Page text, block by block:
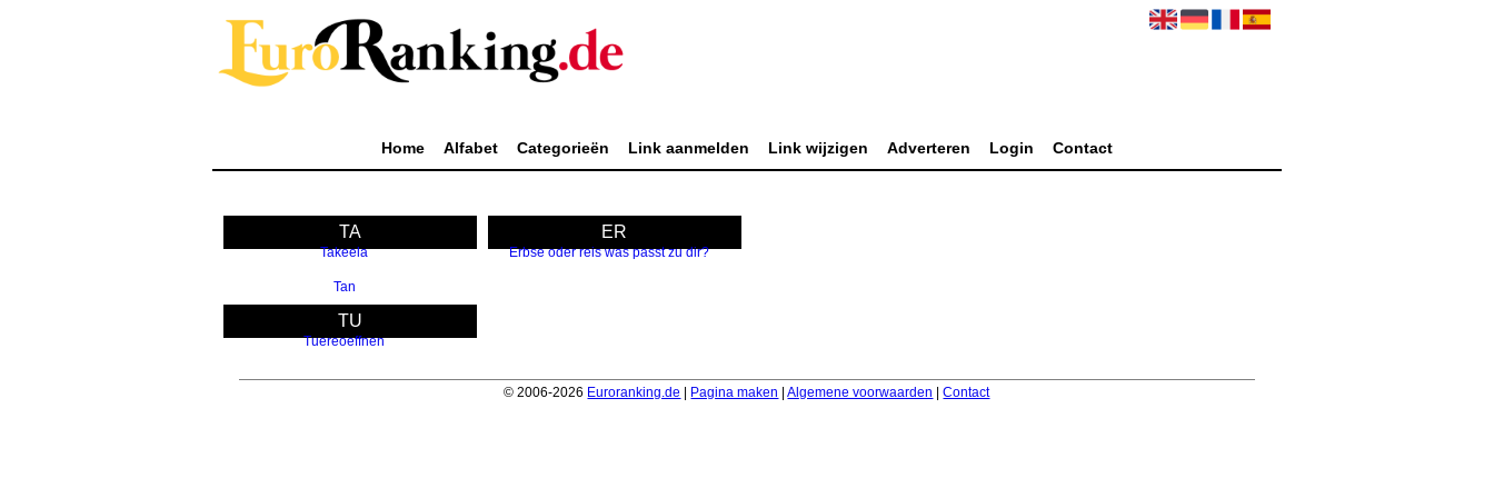
Home Alfabet Categorieën Link aanmelden Link wijzigen Adverteren Login Contact
TA
Takeela
Tan
TU
Tuereoeffnen
ER
Erbse oder reis was passt zu dir?
© 2006-2026 Euroranking.de Pagina maken |Algemene voorwaarden |Contact